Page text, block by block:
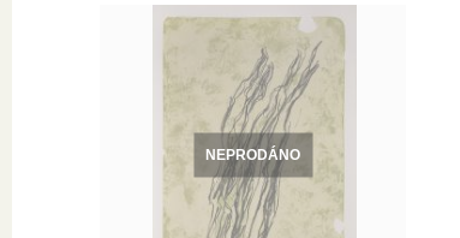
NEPRODÁNO